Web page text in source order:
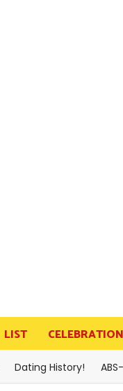
LIST
Dating History!